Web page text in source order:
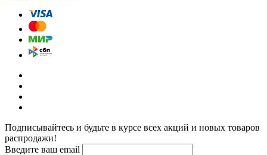
Подписывайтесь и будьте в курсе всех акций и новых товаров
распродажи!
Введите ваш email